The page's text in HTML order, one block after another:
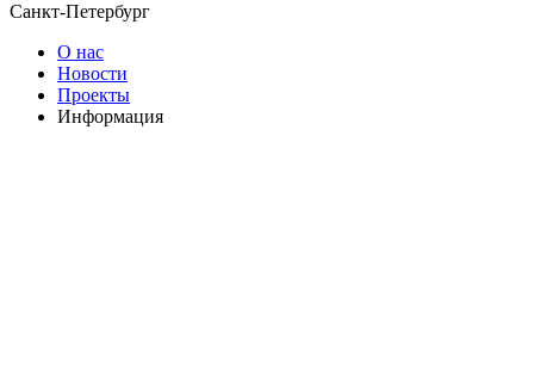
Санкт-Петербург
О нас
Новости
Проекты
Информация